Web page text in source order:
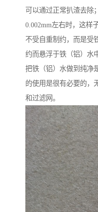
可以通过正常扒渣去除
0.002mm左右时，这样
不受自重制约，而是受
约而悬浮于铁（铝）水
把铁（铝）水做到纯净
的使用是很有必要的，
和过滤网。